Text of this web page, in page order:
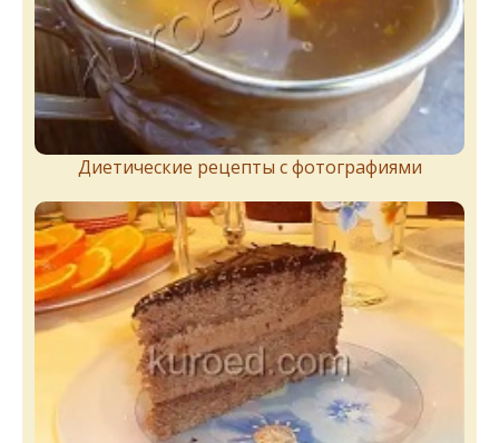
Диетические рецепты с фотографиями